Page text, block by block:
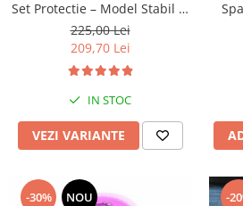
Set Protectie – Model Stabil si
Reglabil - Mov
225,00 Lei
209,70 Lei
IN STOC
VEZI VARIANTE
-30% NOU -